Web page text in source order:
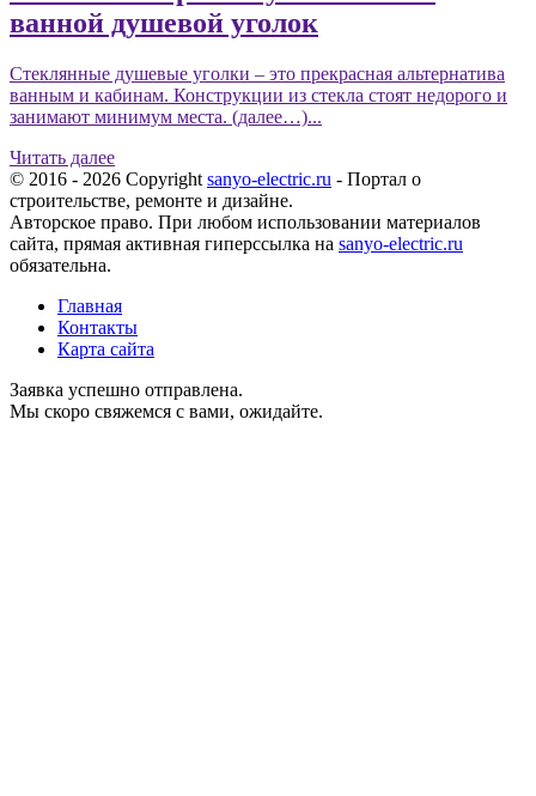
ванной душевой уголок
Стеклянные душевые уголки – это прекрасная альтернатива
ванным и кабинам. Конструкции из стекла стоят недорого и
занимают минимум места. (далее…)...
Читать далее
© 2016 - 2026 Copyright sanyo-electric.ru - Портал о
строительстве, ремонте и дизайне.
Авторское право. При любом использовании материалов
сайта, прямая активная гиперссылка на sanyo-electric.ru
обязательна.
Главная
Контакты
Карта сайта
Заявка успешно отправлена.
Мы скоро свяжемся с вами, ожидайте.